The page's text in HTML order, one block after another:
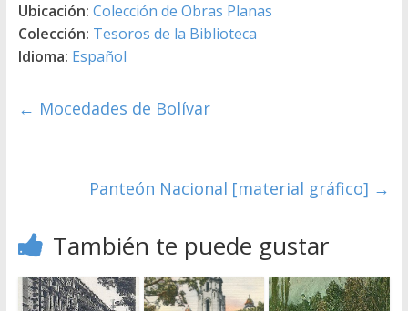
Ubicación: Colección de Obras Planas
Colección: Tesoros de la Biblioteca
Idioma: Español
← Mocedades de Bolívar
Panteón Nacional [material gráfico] →
También te puede gustar